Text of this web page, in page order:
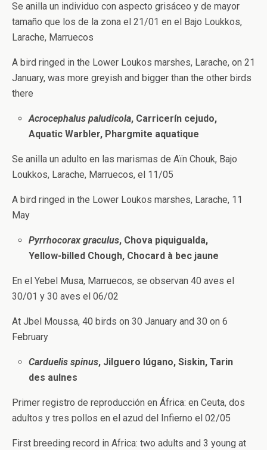
Se anilla un individuo con aspecto grisáceo y de mayor
tamaño que los de la zona el 21/01 en el Bajo Loukkos,
Larache, Marruecos
A bird ringed in the Lower Loukos marshes, Larache, on 21
January, was more greyish and bigger than the other birds
there
Acrocephalus paludicola, Carricerín cejudo,
Aquatic Warbler, Phargmite aquatique
Se anilla un adulto en las marismas de Aïn Chouk, Bajo
Loukkos, Larache, Marruecos, el 11/05
A bird ringed in the Lower Loukos marshes, Larache, 11
May
Pyrrhocorax graculus, Chova piquigualda,
Yellow-billed Chough, Chocard à bec jaune
En el Yebel Musa, Marruecos, se observan 40 aves el
30/01 y 30 aves el 06/02
At Jbel Moussa, 40 birds on 30 January and 30 on 6
February
Carduelis spinus, Jilguero lúgano, Siskin, Tarin
des aulnes
Primer registro de reproducción en África: en Ceuta, dos
adultos y tres pollos en el azud del Infierno el 02/05
First breeding record in Africa: two adults and 3 young at